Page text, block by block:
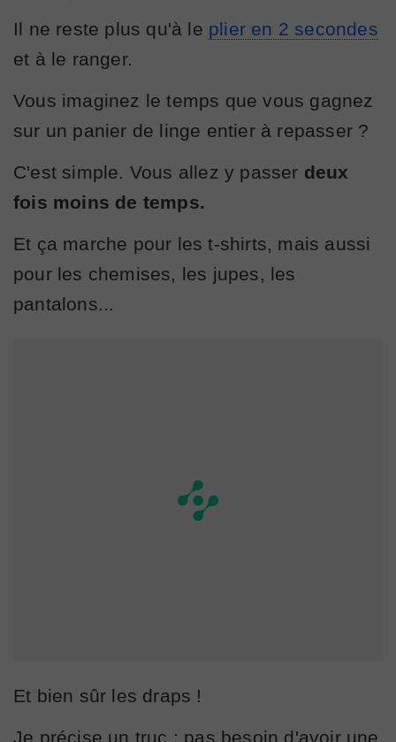
Il ne reste plus qu'à le plier en 2 secondes
et à le ranger.
Vous imaginez le temps que vous gagnez
sur un panier de linge entier à repasser ?
C'est simple. Vous allez y passer deux
fois moins de temps.
Et ça marche pour les t-shirts, mais aussi
pour les chemises, les jupes, les
pantalons...
Et bien sûr les draps !
Je précise un truc : pas besoin d'avoir une